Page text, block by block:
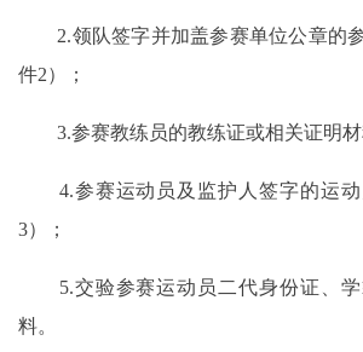
2.领队签字并加盖参赛单位公章的
件2）；
3.参赛教练员的教练证或相关证明材
4.参赛运动员及监护人签字的运动
3）；
5.交验参赛运动员二代身份证、学
料。